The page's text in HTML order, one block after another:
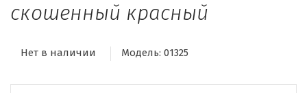
скошенный красный
Нет в наличии Модель: 01325